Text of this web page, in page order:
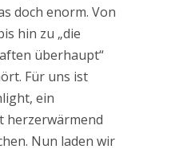
doch enorm. Von
hin zu „die
überhaupt“
Für uns ist
ein
herzerwärmend
Nun laden wir